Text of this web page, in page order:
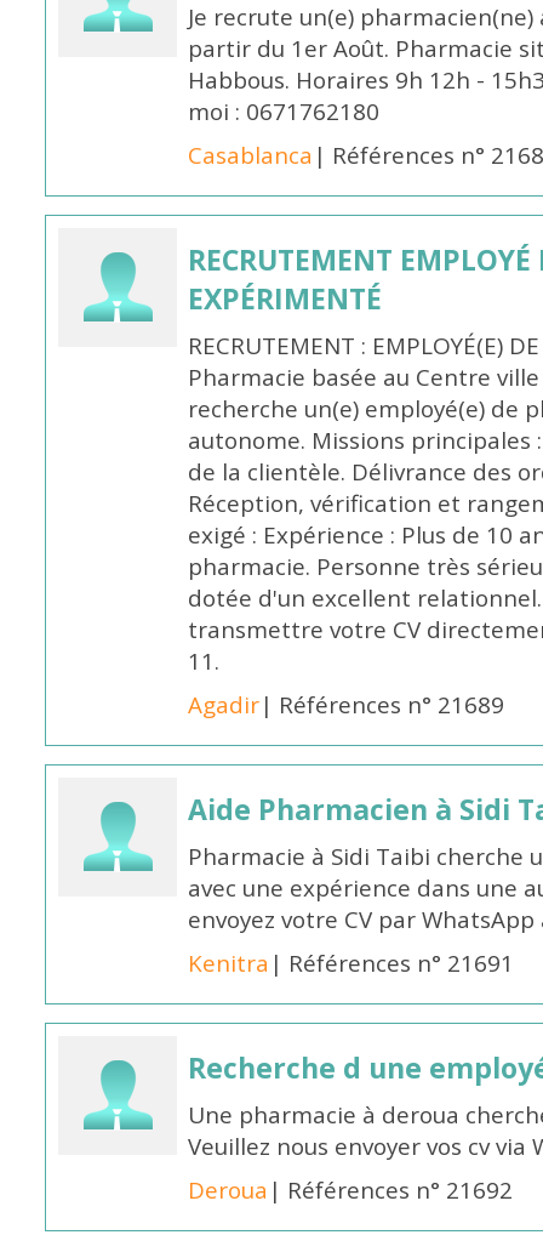
Je recrute un(e)
partir du 1er Août. Pharmacie
Habbous. Horaires 9h 12h -
moi : 0671762180
Casablanca | Références n°
RECRUTEMENT
EXPÉRIMENTÉ
RECRUTEMENT : EMPLOYÉ(E)
Pharmacie basée au Centre ville
recherche un(e) employé(e) de
autonome. Missions principales
de la clientèle. Délivrance des
Réception, vérification et
exigé : Expérience : Plus de 10
pharmacie. Personne très
dotée d'un excellent
transmettre votre CV
11.
Agadir| Références n° 21689
Aide Pharmacien à Sidi
Pharmacie à Sidi Taibi cherche
avec une expérience dans une
envoyez votre CV par
Kenitra | Références n° 21691
Recherche d une
Une pharmacie à deroua
Veuillez nous envoyer vos cv via
Deroua | Références n° 21692